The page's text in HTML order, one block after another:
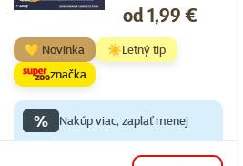
Cena
od 1,99 €
💛 Novinka
☀️Letný tip
značka
% Nakúp viac, zaplať menej